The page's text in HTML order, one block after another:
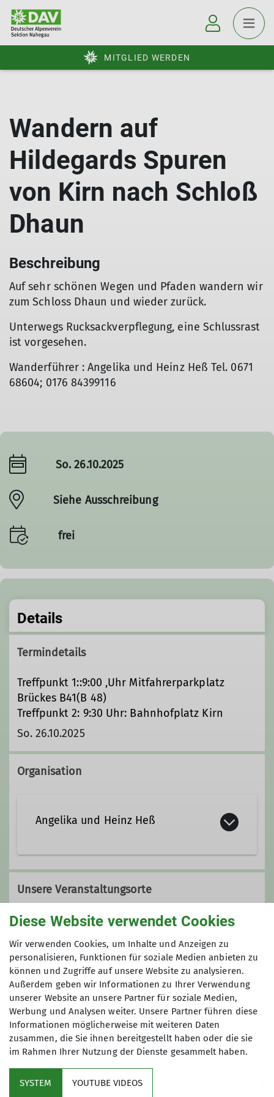
MITGLIED WERDEN
Wandern auf
Hildegards Spuren
von Kirn nach Schloß
Dhaun
Beschreibung
Auf sehr schönen Wegen und Pfaden wandern wir
zum Schloss Dhaun und wieder zurück.
Unterwegs Rucksackverpflegung, eine Schlussrast
ist vorgesehen.
Wanderführer : Angelika und Heinz Heß Tel. 0671
68604; 0176 84399116
So. 26.10.2025
Siehe Ausschreibung
frei
Details
Termindetails
Treffpunkt 1::9:00 ‚Uhr Mitfahrerparkplatz
Brückes B41(B 48)
Treffpunkt 2: 9:30 Uhr: Bahnhofplatz Kirn
So. 26.10.2025
Organisation
Angelika und Heinz Heß
0671 68604
0176 84399116
Unsere Veranstaltungsorte
Siehe Ausschreibung
Gruppe
Wandern
Diese Website verwendet Cookies
Wir verwenden Cookies, um Inhalte und Anzeigen zu
personalisieren, Funktionen für soziale Medien anbieten zu
können und Zugriffe auf unsere Website zu analysieren.
Außerdem geben wir Informationen zu Ihrer Verwendung
unserer Website an unsere Partner für soziale Medien,
Werbung und Analysen weiter. Unsere Partner führen diese
Informationen möglicherweise mit weiteren Daten
zusammen, die Sie ihnen bereitgestellt haben oder die sie
im Rahmen Ihrer Nutzung der Dienste gesammelt haben.
SYSTEM YOUTUBE VIDEOS